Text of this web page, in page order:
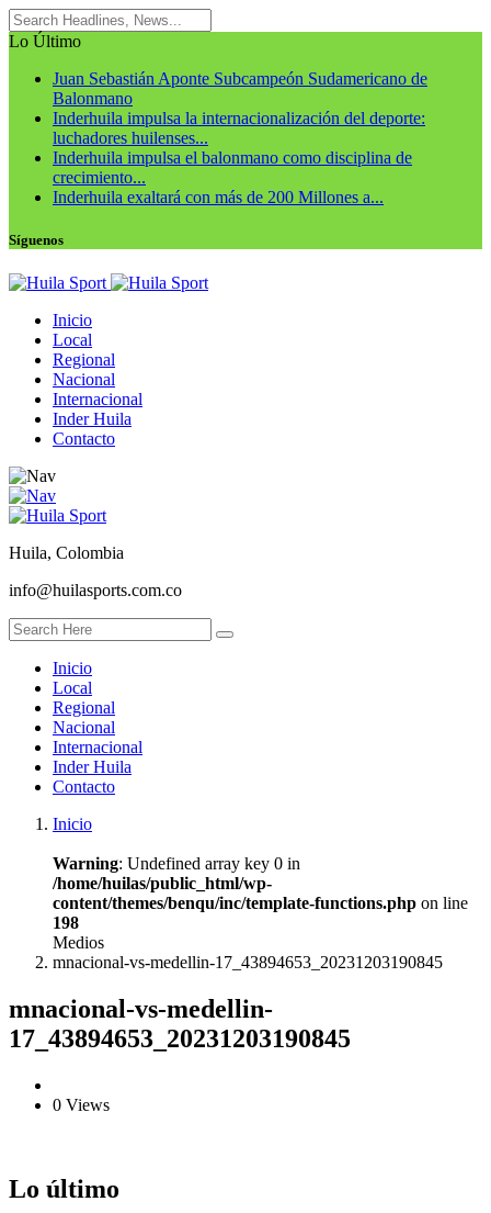
Lo Último
Juan Sebastián Aponte Subcampeón Sudamericano de
Balonmano
Inderhuila impulsa la internacionalización del deporte:
luchadores huilenses...
Inderhuila impulsa el balonmano como disciplina de
crecimiento...
Inderhuila exaltará con más de 200 Millones a...
Síguenos
Inicio
Local
Regional
Nacional
Internacional
Inder Huila
Contacto
Huila, Colombia
info@huilasports.com.co
Inicio
Local
Regional
Nacional
Internacional
Inder Huila
Contacto
Inicio
Warning: Undefined array key 0 in
/home/huilas/public_html/wp-
content/themes/benqu/inc/template-functions.php on line
198
Medios
mnacional-vs-medellin-17_43894653_20231203190845
mnacional-vs-medellin-
17_43894653_20231203190845
0 Views
Lo último